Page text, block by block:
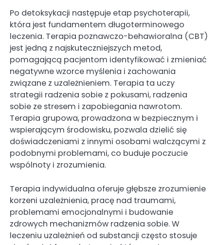
Po detoksykacji następuje etap psychoterapii,
która jest fundamentem długoterminowego
leczenia. Terapia poznawczo-behawioralna (CBT)
jest jedną z najskuteczniejszych metod,
pomagającą pacjentom identyfikować i zmieniać
negatywne wzorce myślenia i zachowania
związane z uzależnieniem. Terapia ta uczy
strategii radzenia sobie z pokusami, radzenia
sobie ze stresem i zapobiegania nawrotom.
Terapia grupowa, prowadzona w bezpiecznym i
wspierającym środowisku, pozwala dzielić się
doświadczeniami z innymi osobami walczącymi z
podobnymi problemami, co buduje poczucie
wspólnoty i zrozumienia.
Terapia indywidualna oferuje głębsze zrozumienie
korzeni uzależnienia, pracę nad traumami,
problemami emocjonalnymi i budowanie
zdrowych mechanizmów radzenia sobie. W
leczeniu uzależnień od substancji często stosuje